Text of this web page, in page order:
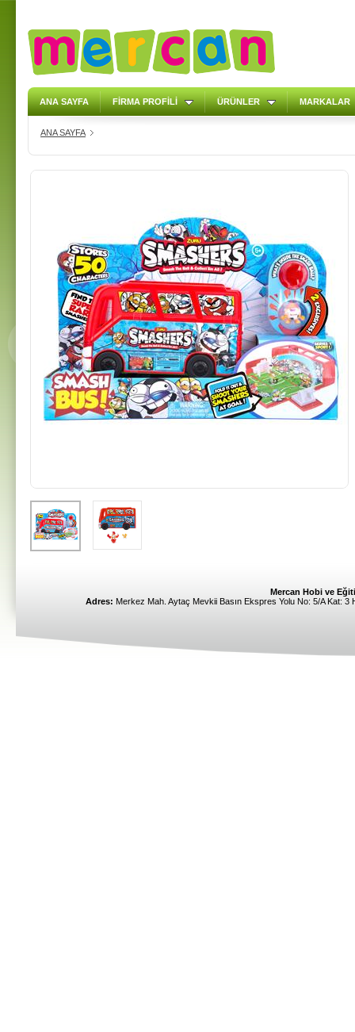
ANA SAYFA FİRMA PROFİLİ ÜRÜNLER MARKALAR
ANA SAYFA
Mercan Hobi ve
Adres: Merkez Mah. Aytaç Mevkii Basın Ekspres Yolu No: 5/A Kat: 3